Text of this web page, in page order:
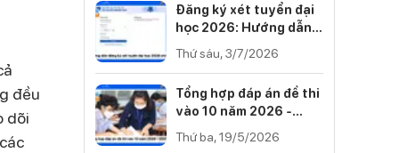
đều
dõi
Đăng ký xét tuyển đại
học 2026: Hướng dẫn
từng bước
Thứ sáu, 3/7/2026
Tổng hợp đáp án đề thi
vào 10 năm 2026 -
2027 của 34 tỉnh thành
Thứ ba, 19/5/2026